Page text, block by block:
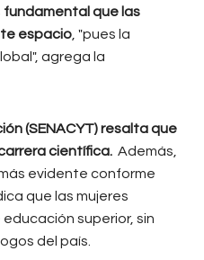
fundamental que las
espacio , "pues la
agrega la
(SENACYT) resalta que
científica. Además,
evidente conforme
que las mujeres
superior, sin
del país.